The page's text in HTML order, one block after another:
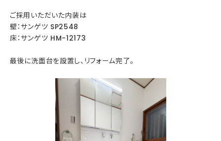
ご採用いただいた内装は
壁：サンゲツ SP2548
床：サンゲツ HM-12173
最後に洗面台を設置し、リフォーム完了。